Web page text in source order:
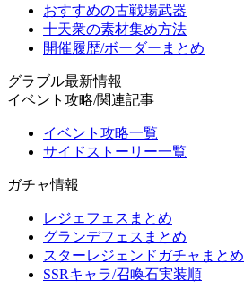
おすすめの古戦場武器
十天衆の素材集め方法
開催履歴/ボーダーまとめ
グラブル最新情報
イベント攻略/関連記事
イベント攻略一覧
サイドストーリー一覧
ガチャ情報
レジェフェスまとめ
グランデフェスまとめ
スターレジェンドガチャまとめ
SSRキャラ/召喚石実装順